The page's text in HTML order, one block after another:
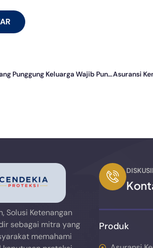
Ayah Sebagai Tulang Punggung Keluarga Wajib Punya Asuransi Jiwa, Ini Alasannya!
Solusi Ketenangan
sebagai mitra yang
memahami
Produk